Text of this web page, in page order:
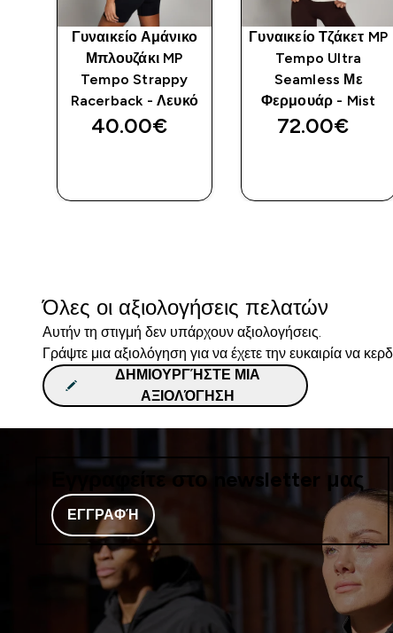
Γυναικείο Αμάνικο
Μπλουζάκι MP
Tempo Strappy
Racerback - Λευκό
40.00€‎
Γυναικείο Τζάκετ MP
Tempo Ultra
Seamless Με
Φερμουάρ - Mist
72.00€‎
Όλες οι αξιολογήσεις πελατών
Αυτήν τη στιγμή δεν υπάρχουν αξιολογήσεις.
Γράψτε μια αξιολόγηση για να έχετε την ευκαιρία να
ΔΗΜΙΟΥΡΓΉΣΤΕ ΜΙΑ
ΑΞΙΟΛΌΓΗΣΗ
Εγγραφείτε στο newsletter μας
ΕΓΓΡΑΦΉ